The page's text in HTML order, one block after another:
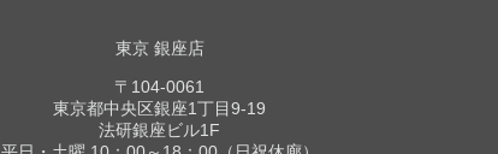
東京 銀座店
〒104-0061
東京都中央区銀座1丁目9-19
法研銀座ビル1F